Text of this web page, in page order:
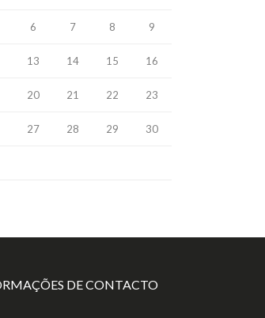
6 7 8 9
13 14 15 16
20 21 22 23
27 28 29 30
DE CONTACTO